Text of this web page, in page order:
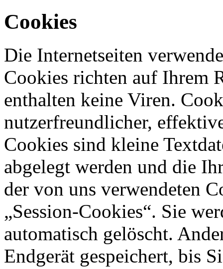
Cookies
Die Internetseiten
Cookies richten auf Ihrem
enthalten keine Viren.
nutzerfreundlicher,
Cookies sind kleine
abgelegt werden und die
der von uns verwendeten
„Session-Cookies“. Sie
automatisch gelöscht.
Endgerät gespeichert, bis